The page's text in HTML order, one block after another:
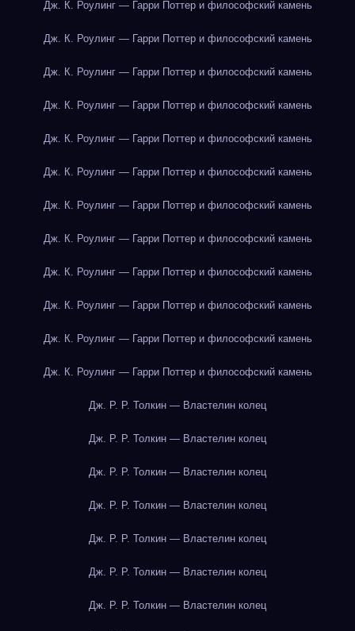
Дж. К. Роулинг — Гарри Поттер и философский камень
Дж. К. Роулинг — Гарри Поттер и философский камень
Дж. К. Роулинг — Гарри Поттер и философский камень
Дж. К. Роулинг — Гарри Поттер и философский камень
Дж. К. Роулинг — Гарри Поттер и философский камень
Дж. К. Роулинг — Гарри Поттер и философский камень
Дж. К. Роулинг — Гарри Поттер и философский камень
Дж. К. Роулинг — Гарри Поттер и философский камень
Дж. К. Роулинг — Гарри Поттер и философский камень
Дж. К. Роулинг — Гарри Поттер и философский камень
Дж. К. Роулинг — Гарри Поттер и философский камень
Дж. К. Роулинг — Гарри Поттер и философский камень
Дж. Р. Р. Толкин — Властелин колец
Дж. Р. Р. Толкин — Властелин колец
Дж. Р. Р. Толкин — Властелин колец
Дж. Р. Р. Толкин — Властелин колец
Дж. Р. Р. Толкин — Властелин колец
Дж. Р. Р. Толкин — Властелин колец
Дж. Р. Р. Толкин — Властелин колец